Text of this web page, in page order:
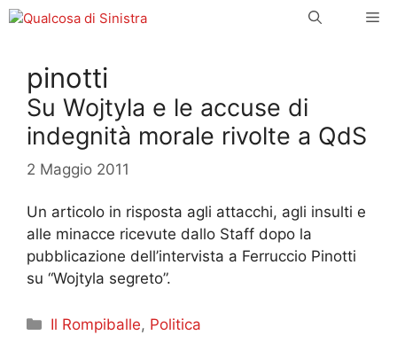
Vai
pinotti
Su Wojtyla e le accuse di
indegnità morale rivolte a QdS
2 Maggio 2011
Un articolo in risposta agli attacchi, agli insulti e
alle minacce ricevute dallo Staff dopo la
pubblicazione dell’intervista a Ferruccio Pinotti
su “Wojtyla segreto”.
Categorie
Il Rompiballe, Politica